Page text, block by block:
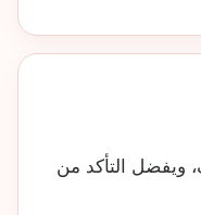
ويفضل التأكد من